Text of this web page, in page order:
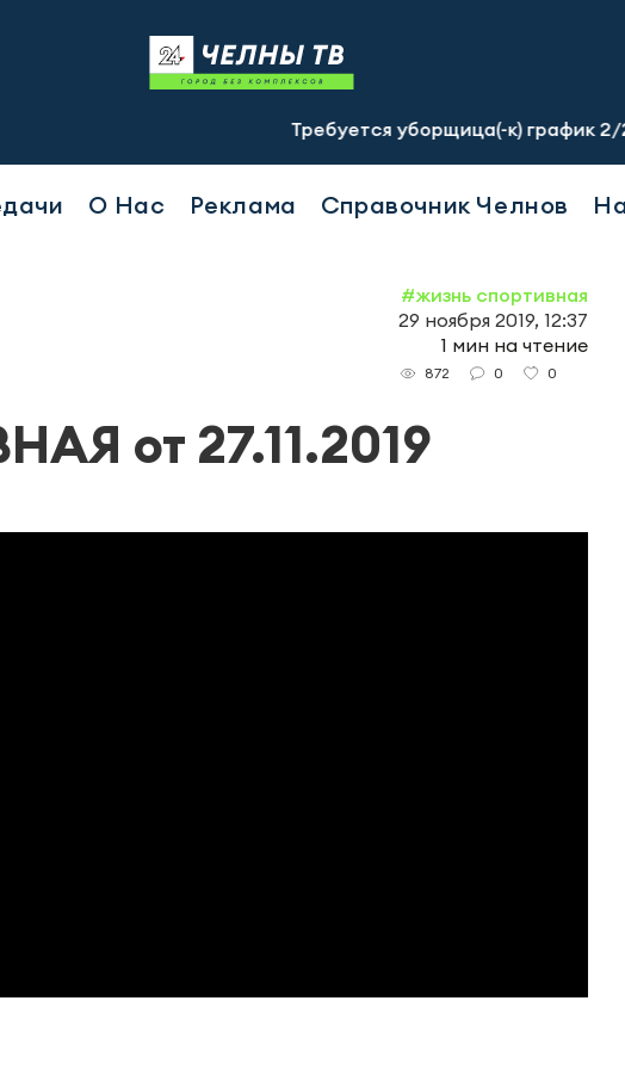
Требуется уборщица(-к) график 2/2, с
О Нас Реклама Справочник Челнов
#жизнь спортивная
29 ноября 2019, 12:37
1 мин на чтение
872 0 0
от 27.11.2019